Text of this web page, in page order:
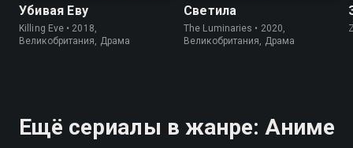
Убивая Еву
Killing Eve • 2018,
Великобритания, Драма
Светила
The Luminaries • 2020,
Великобритания, Драма
Ещё сериалы в жанре: Аниме